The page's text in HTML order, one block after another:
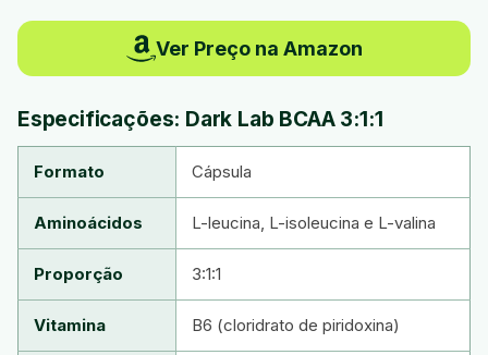
Ver Preço na Amazon
Especificações: Dark Lab BCAA 3:1:1
Formato Cápsula
Aminoácidos L-leucina, L-isoleucina e L-valina
Proporção 3:1:1
Vitamina B6 (cloridrato de piridoxina)